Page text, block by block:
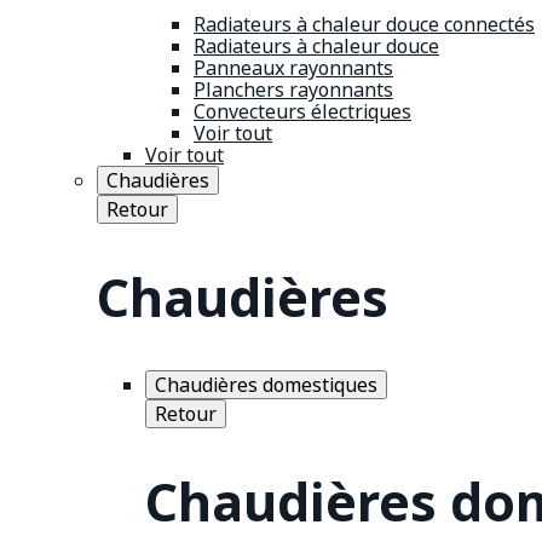
Radiateurs à chaleur douce connectés
Radiateurs à chaleur douce
Panneaux rayonnants
Planchers rayonnants
Convecteurs électriques
Voir tout
Voir tout
Chaudières
Retour
Chaudières
Chaudières domestiques
Retour
Chaudières